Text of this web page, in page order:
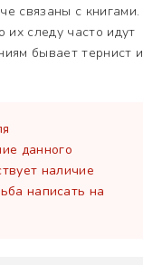
связаны с книгами.
следу часто идут
бывает тернист и
данного
наличие
написать на